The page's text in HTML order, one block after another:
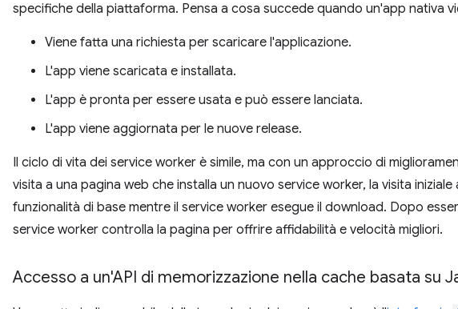
specifiche della piattaforma. Pensa a cosa succede quando un'app nativa
Viene fatta una richiesta per scaricare l'applicazione.
L'app viene scaricata e installata.
L'app è pronta per essere usata e può essere lanciata.
L'app viene aggiornata per le nuove release.
Il ciclo di vita dei service worker è simile, ma con un approccio di
visita a una pagina web che installa un nuovo service worker, la visita
funzionalità di base mentre il service worker esegue il download. Dopo
service worker controlla la pagina per offrire affidabilità e velocità migliori.
Accesso a un'API di memorizzazione nella cache basata su